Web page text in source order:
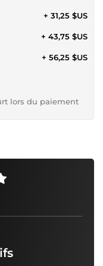
+ 31,25 $US
+ 43,75 $US
+ 56,25 $US
lors du paiement